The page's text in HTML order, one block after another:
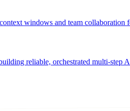
windows and team collaboration
reliable, orchestrated multi-step